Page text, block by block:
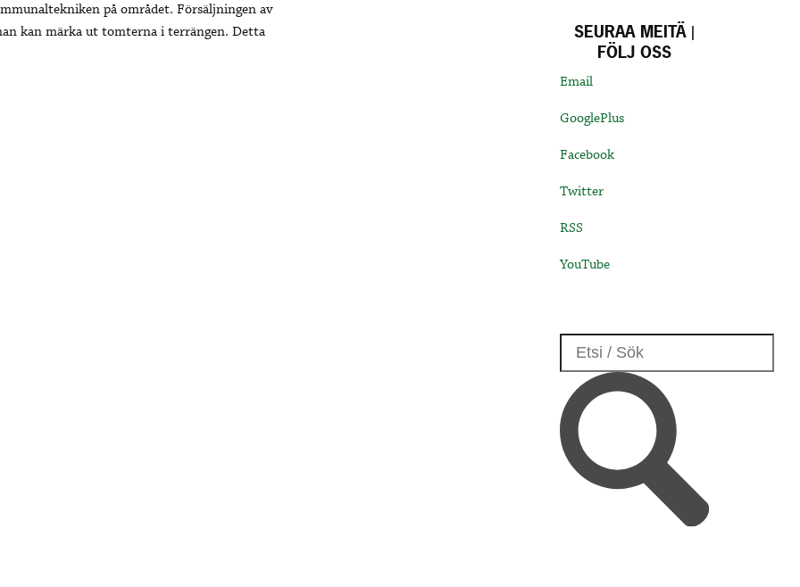
på området. Försäljningen av
kan märka ut tomterna i terrängen. Detta
SEURAA MEITÄ |
FÖLJ OSS
Email
GooglePlus
Facebook
Twitter
RSS
YouTube